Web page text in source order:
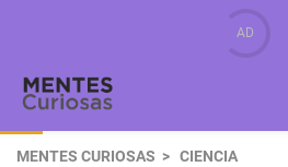
MENTES CURIOSAS CIENCIA